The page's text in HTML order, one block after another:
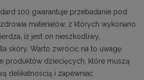
100 gwarantuje przebadanie pod
materiałów, z których wykonano
iż jest on nieszkodliwy,
skóry. Warto zwrócić na to uwagę
produktów dziecięcych, które muszą
delikatnością i zapewniać